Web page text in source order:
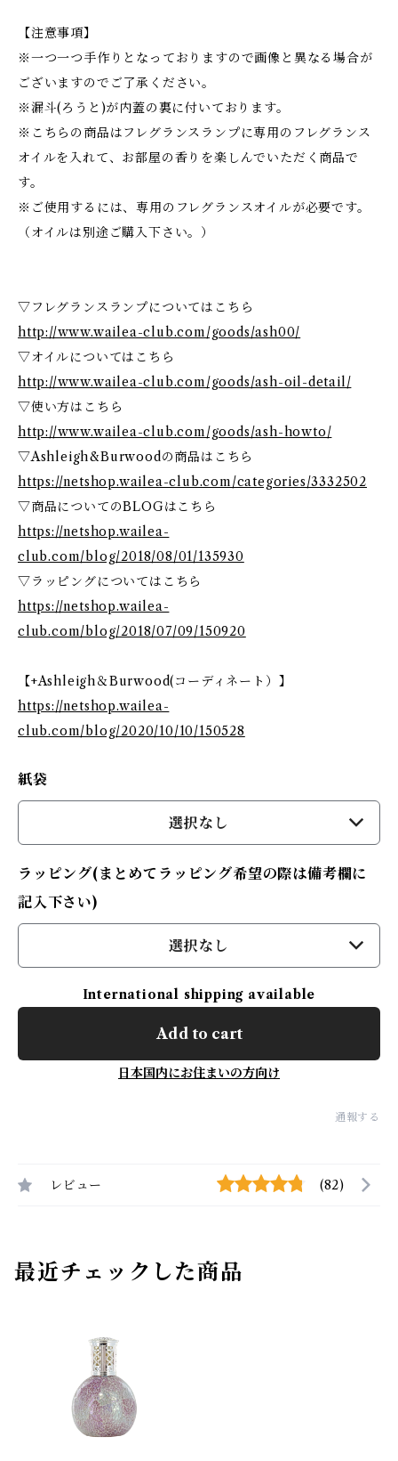
【注意事項】
※一つ一つ手作りとなっておりますので画像と異なる場合が
ございますのでご了承ください。
※漏斗(ろうと)が内蓋の裏に付いております。
※こちらの商品はフレグランスランプに専用のフレグランス
オイルを入れて、お部屋の香りを楽しんでいただく商品で
す。
※ご使用するには、専用のフレグランスオイルが必要です。
（オイルは別途ご購入下さい。）
▽フレグランスランプについてはこちら
http://www.wailea-club.com/goods/ash00/
▽オイルについてはこちら
http://www.wailea-club.com/goods/ash-oil-detail/
▽使い方はこちら
http://www.wailea-club.com/goods/ash-howto/
▽Ashleigh&Burwoodの商品はこちら
https://netshop.wailea-club.com/categories/3332502
▽商品についてのBLOGはこちら
https://netshop.wailea-
club.com/blog/2018/08/01/135930
▽ラッピングについてはこちら
https://netshop.wailea-
club.com/blog/2018/07/09/150920
【+Ashleigh＆Burwood(コーディネート）】
https://netshop.wailea-
club.com/blog/2020/10/10/150528
紙袋
選択なし
ラッピング(まとめてラッピング希望の際は備考欄に
記入下さい)
選択なし
International shipping available
Add to cart
日本国内にお住まいの方向け
通報する
レビュー (82)
最近チェックした商品